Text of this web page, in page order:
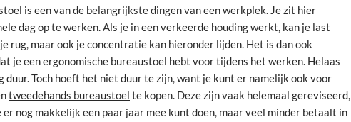
is een van de belangrijkste dingen van een werkplek. Je zit hier
dag op te werken. Als je in een verkeerde houding werkt, kan je last
rug, maar ook je concentratie kan hieronder lijden. Het is dan ook
je een ergonomische bureaustoel hebt voor tijdens het werken. Helaas
duur. Toch hoeft het niet duur te zijn, want je kunt er namelijk ook voor
tweedehands bureaustoel te kopen. Deze zijn vaak helemaal gereviseerd,
er nog makkelijk een paar jaar mee kunt doen, maar veel minder betaalt in